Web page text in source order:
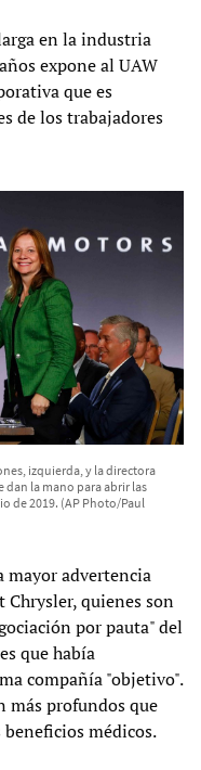
en la industria
expone al UAW
que es
de los trabajadores
izquierda, y la directora
dan la mano para abrir las
de 2019. (AP Photo/Paul
mayor advertencia
Chrysler, quienes son
por pauta" del
que había
compañía "objetivo".
más profundos que
médicos.